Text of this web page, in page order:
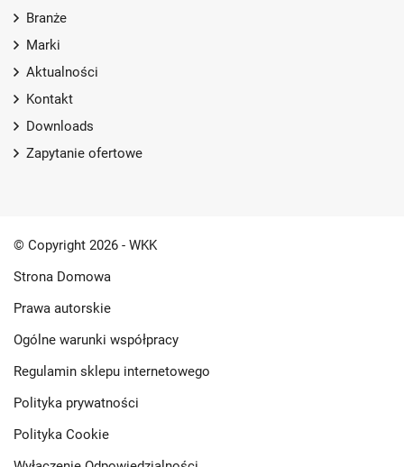
Branże
Marki
Aktualności
Kontakt
Downloads
Zapytanie ofertowe
© Copyright 2026 - WKK
Strona Domowa
Prawa autorskie
Ogólne warunki współpracy
Regulamin sklepu internetowego
Polityka prywatności
Polityka Cookie